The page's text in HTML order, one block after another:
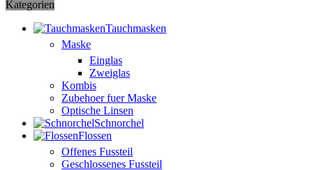
Kategorien
Tauchmasken
Maske
Einglas
Zweiglas
Kombis
Zubehoer fuer Maske
Optische Linsen
Schnorchel
Flossen
Offenes Fussteil
Geschlossenes Fussteil